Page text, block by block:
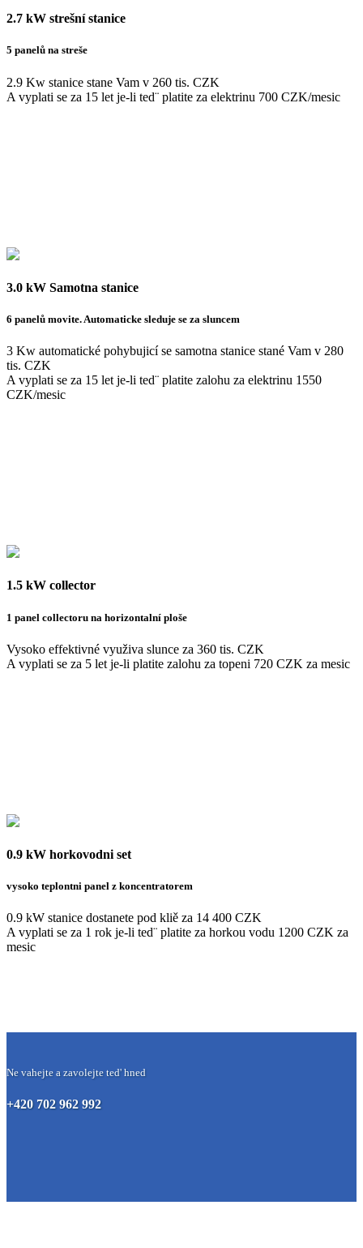
2.7 kW strešní stanice
5 panelů na streše
2.9 Kw stanice stane Vam v 260 tis. CZK
A vyplati se za 15 let je-li ted¨ platite za elektrinu 700 CZK/mesic
3.0 kW Samotna stanice
6 panelů movite. Automaticke sleduje se za sluncem
3 Kw automatické pohybujicí se samotna stanice stané Vam v 280
tis. CZK
A vyplati se za 15 let je-li ted¨ platite zalohu za elektrinu 1550
CZK/mesic
1.5 kW collector
1 panel collectoru na horizontalní ploše
Vysoko effektivné využiva slunce za 360 tis. CZK
A vyplati se za 5 let je-li platite zalohu za topeni 720 CZK za mesic
0.9 kW horkovodni set
vysoko teplontni panel z koncentratorem
0.9 kW stanice dostanete pod kliě za 14 400 CZK
A vyplati se za 1 rok je-li ted¨ platite za horkou vodu 1200 CZK za
mesic
Ne vahejte a zavolejte ted' hned
+420 702 962 992